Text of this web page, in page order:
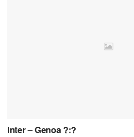
Inter – Genoa ?:?